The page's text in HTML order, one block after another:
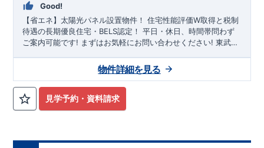
Good!
【省エネ】太陽光パネル設置物件！ 住宅性能評価W取得と税制
待遇の長期優良住宅・BELS認定！ 平日・休日、時間帯問わず
ご案内可能です! まずはお気軽にお問い合わせください! 東武日
歩30分! お子様の通学も安心です♪ 敷地は、
』! 小学校、幼稚園、保育園、スーパー、コンビ
ニ、病院、公園など徒歩15分以内
小型自転車やベビーカーなど小物類まで玄関がスッキリ片付く
『玄関土間収納』​・普段使う調理器具や備蓄品など保管に便利
だわりの内装！ ・LDKは空間演出した折り上げ天井 ・開放感の
見学予約・資料請求
物件詳細を見る